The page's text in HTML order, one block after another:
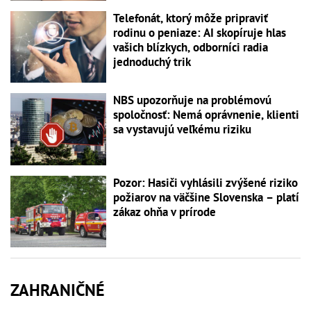
Telefonát, ktorý môže pripraviť
rodinu o peniaze: AI skopíruje hlas
vašich blízkych, odborníci radia
jednoduchý trik
NBS upozorňuje na problémovú
spoločnosť: Nemá oprávnenie, klienti
sa vystavujú veľkému riziku
Pozor: Hasiči vyhlásili zvýšené riziko
požiarov na väčšine Slovenska – platí
zákaz ohňa v prírode
ZAHRANIČNÉ